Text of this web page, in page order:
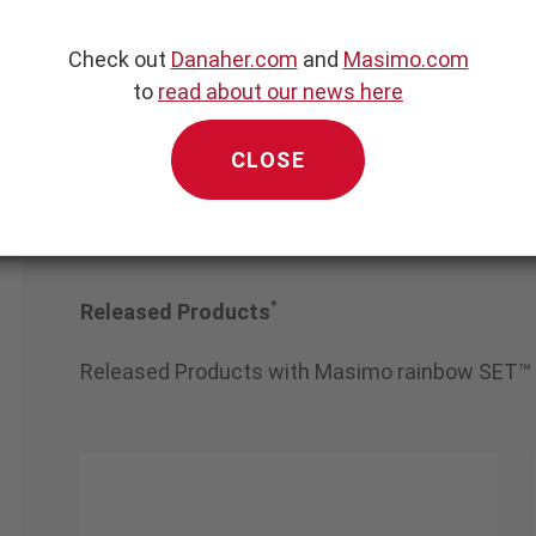
GmbH
Released Products*
Released Products with Masimo rainbow SET™
Check out Danaher.com and Masimo.com
to read about our news here
CLOSE